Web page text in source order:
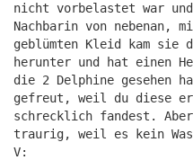
nicht vorbelastet war
Nachbarin von nebenan,
geblümten Kleid kam sie
herunter und hat einen
die 2 Delphine gesehen
gefreut, weil du diese
schrecklich fandest.
traurig, weil es kein
V: